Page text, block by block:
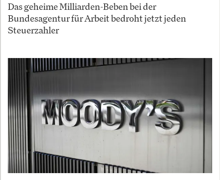
Das geheime Milliarden-Beben bei der
Bundesagentur für Arbeit bedroht jetzt jeden
Steuerzahler